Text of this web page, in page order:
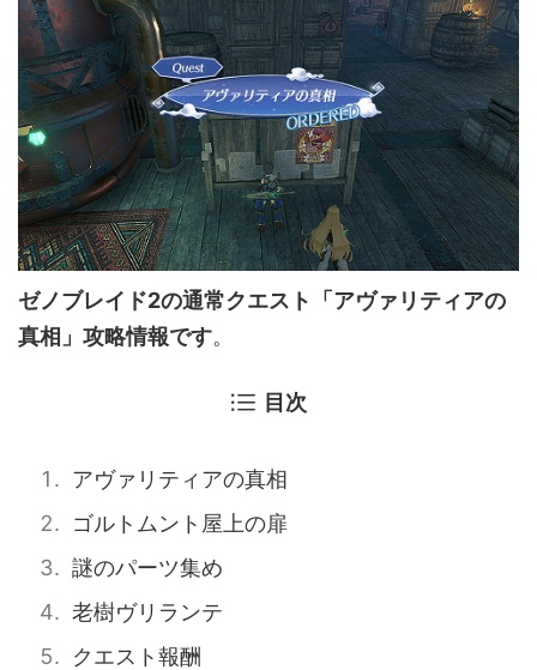
ゼノブレイド2の通常クエスト「アヴァリティアの
真相」攻略情報です。
目次
アヴァリティアの真相
ゴルトムント屋上の扉
謎のパーツ集め
老樹ヴリランテ
クエスト報酬